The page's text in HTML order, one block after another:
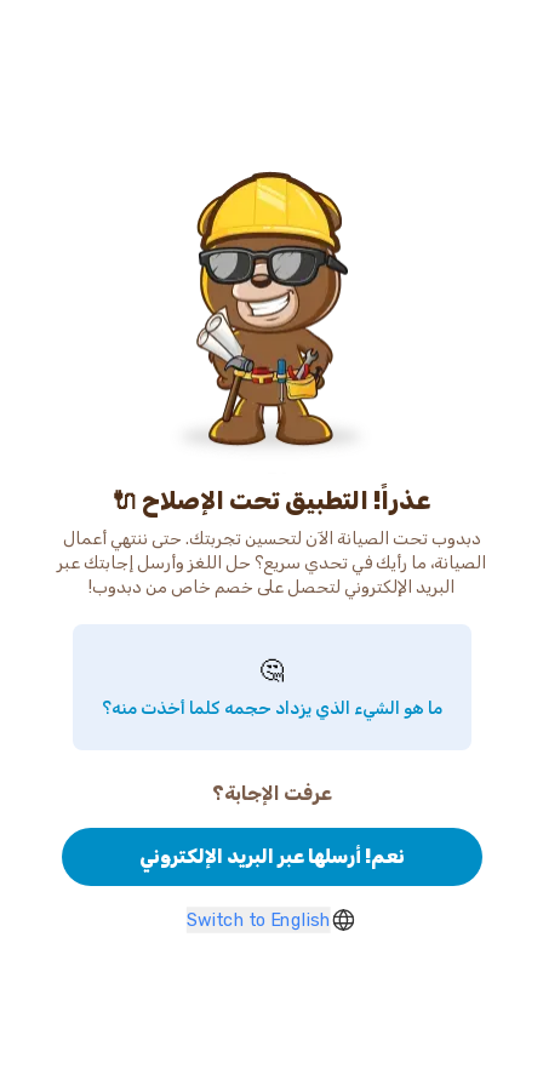
عذراً! التطبيق تحت الإصلاح 🔌
دبدوب تحت الصيانة الآن لتحسين تجربتك. حتى ننتهي أعمال
الصيانة، ما رأيك في تحدي سريع؟ حل اللغز وأرسل إجابتك عبر
البريد الإلكتروني لتحصل على خصم خاص من دبدوب!
🤔
ما هو الشيء الذي يزداد حجمه كلما أخذت منه؟
عرفت الإجابة؟
نعم! أرسلها عبر البريد الإلكتروني
Switch to English